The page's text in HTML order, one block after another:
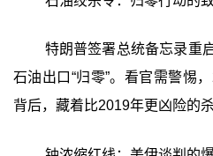
特朗普签署总统备忘录重
石油出口“归零”。看官需警惕
背后，藏着比2019年更凶险的杀